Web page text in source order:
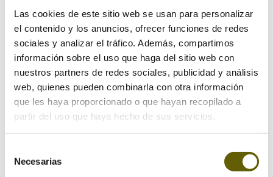
Las cookies de este sitio web se usan para personalizar
el contenido y los anuncios, ofrecer funciones de redes
sociales y analizar el tráfico. Además, compartimos
información sobre el uso que haga del sitio web con
nuestros partners de redes sociales, publicidad y análisis
web, quienes pueden combinarla con otra información
que les haya proporcionado o que hayan recopilado a
partir del uso que haya hecho de sus servicios.
Necesarias
Enviar comentario
Tu dirección de correo electrónico no será publicada.
Los campos obligatorios están marcados con*